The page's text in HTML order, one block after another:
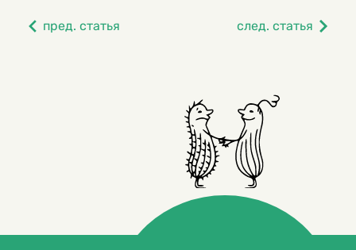
пред. статья след. статья